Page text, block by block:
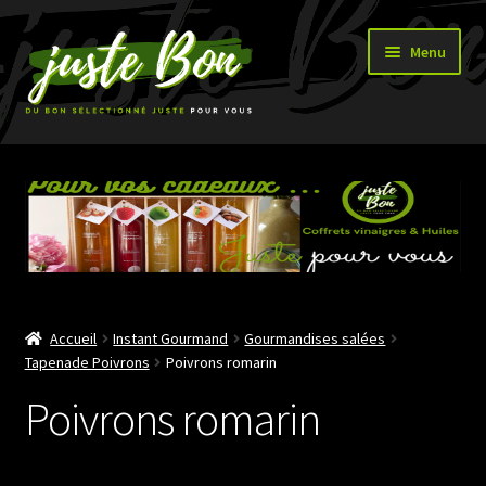
Aller
à
la
navigation
Aller
au
contenu
Menu
Accueil
Boutique
le
menu
Accueil Instant Gourmand
Gourmandises salées
Tapenade Poivrons
Poivrons romarin
Poivrons romarin